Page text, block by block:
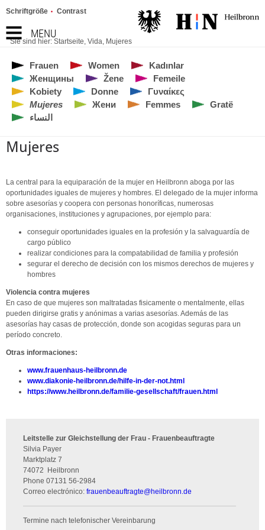
MENU
Schriftgröße Contrast
Sie sind hier: Startseite, Vida, Mujeres
Frauen Women
Kadınlar
Женщины
Žene
Femeile
Kobiety
Donne
Γυναίκες
Mujeres
Жени Femmes
Gratë
النساء
Mujeres
La central para la equiparación de la mujer en Heilbronn aboga por las
oportunidades iguales de mujeres y hombres. El delegado de la mujer informa
sobre asesorías y coopera con personas honoríficas, numerosas
organisaciones, instituciones y agrupaciones, por ejemplo para:
conseguir oportunidades iguales en la profesión y la salvaguardía de
cargo público
realizar condiciones para la compatabilidad de familia y profesión
segurar el derecho de decisión con los mismos derechos de mujeres y
hombres
Violencia contra mujeres
En caso de que mujeres son maltratadas fisicamente o mentalmente, ellas
pueden dirigirse gratis y anónimas a varias asesorías. Además de las
asesorías hay casas de protección, donde son acogidas seguras para un
período concreto.
Otras informaciones:
www.frauenhaus-heilbronn.de
www.diakonie-heilbronn.de/hilfe-in-der-not.html
https://www.heilbronn.de/familie-gesellschaft/frauen.html
Leitstelle zur Gleichstellung der Frau - Frauenbeauftragte
Silvia Payer
Marktplatz 7
74072
Heilbronn
Phone 07131 56-2984
Correo electrónico: frauenbeauftragte@heilbronn.de
Termine nach telefonischer Vereinbarung